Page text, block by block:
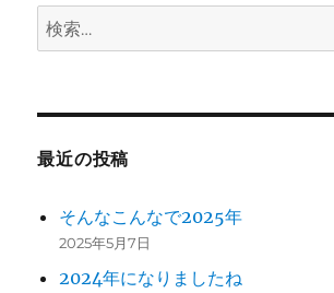
検
索:
最近の投稿
そんなこんなで2025年
2025年5月7日
2024年になりましたね